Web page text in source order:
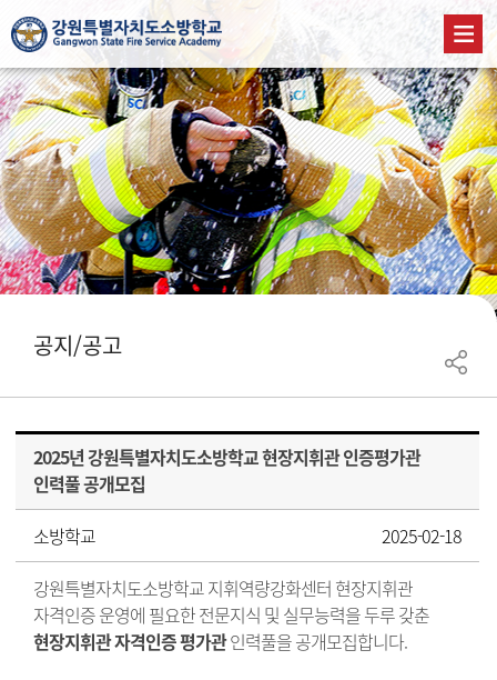
공지/공고
2025년 강원특별자치도소방학교 현장지휘관 인증평가관
인력풀 공개모집
소방학교
2025-02-18
강원특별자치도소방학교 지휘역량강화센터 현장지휘관
자격인증 운영에 필요한 전문지식 및 실무능력을 두루 갖춘
현장지휘관 자격인증 평가관인력풀을 공개모집합니다.